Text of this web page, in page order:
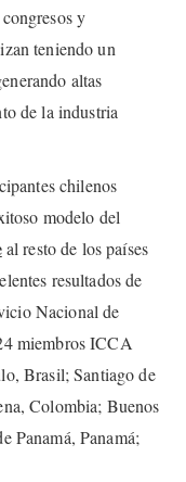
y
teniendo un
altas
de la industria
chilenos
modelo del
al resto de los países
resultados de
Nacional de
miembros ICCA
Brasil; Santiago de
Colombia; Buenos
Panamá, Panamá;